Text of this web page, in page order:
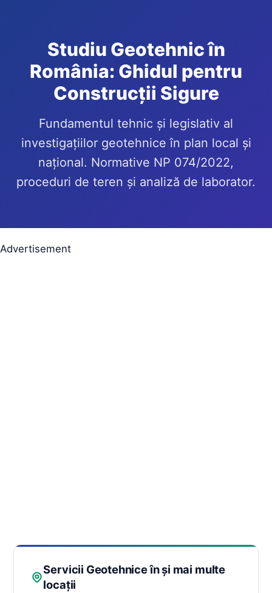
Studiu Geotehnic în
România: Ghidul pentru
Construcții Sigure
Fundamentul tehnic și legislativ al
investigațiilor geotehnice în plan local și
național. Normative NP 074/2022,
proceduri de teren și analiză de laborator.
Advertisement
Servicii Geotehnice în și mai multe
locații